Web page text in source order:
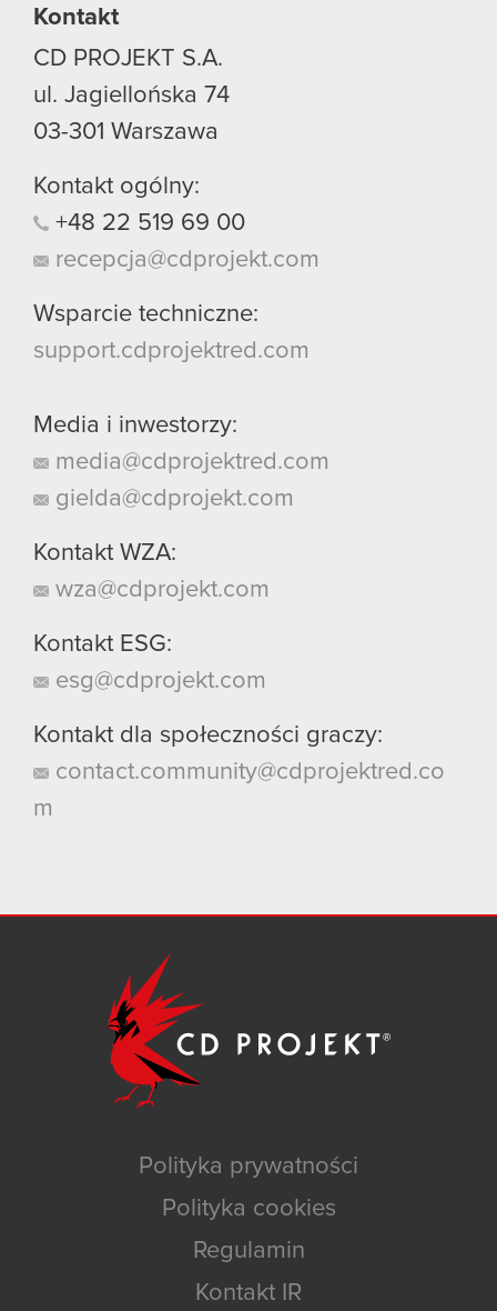
Kontakt
CD PROJEKT S.A.
ul. Jagiellońska 74
03-301 Warszawa
Kontakt ogólny:
+48 22 519 69 00
recepcja@cdprojekt.com
Wsparcie techniczne:
support.cdprojektred.com
Media i inwestorzy:
media@cdprojektred.com
gielda@cdprojekt.com
Kontakt WZA:
wza@cdprojekt.com
Kontakt ESG:
esg@cdprojekt.com
Kontakt dla społeczności graczy:
contact.community@cdprojektred.co
m
Polityka prywatności
Polityka cookies
Regulamin
Kontakt IR